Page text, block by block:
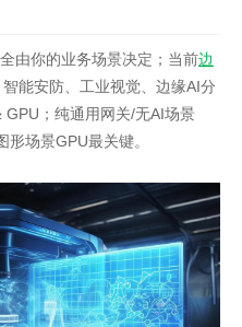
由你的业务场景决定；当前边
能安防、工业视觉、边缘AI分
；纯通用网关/无AI场景
场景GPU最关键。